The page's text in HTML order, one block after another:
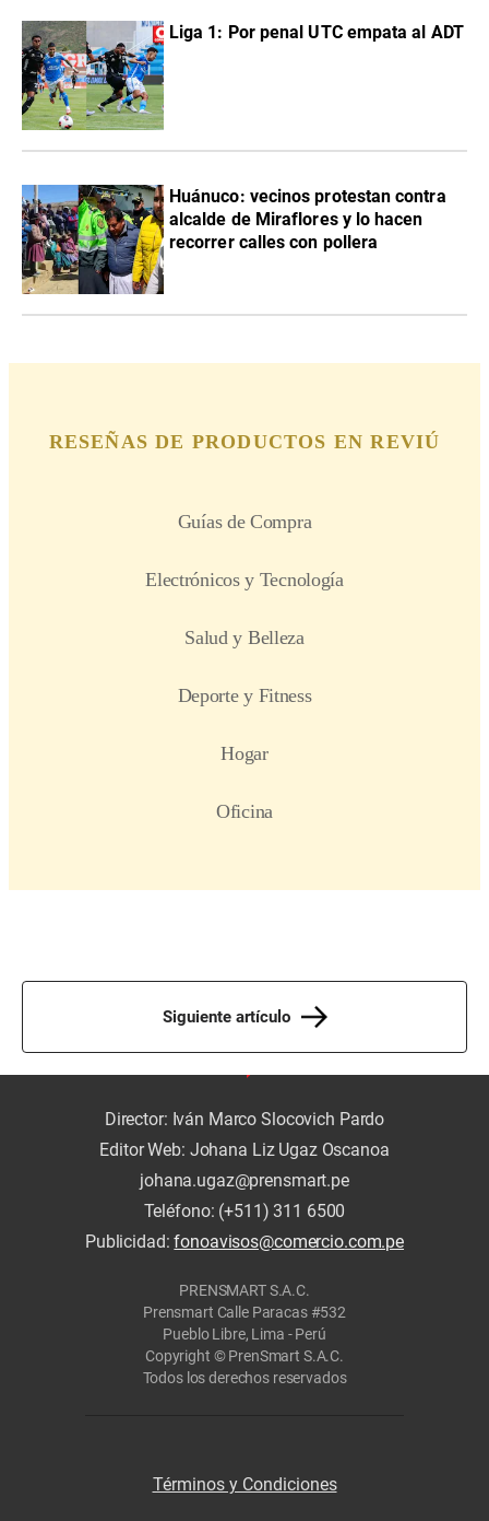
Liga 1: Por penal UTC empata al ADT
Huánuco: vecinos protestan contra
alcalde de Miraflores y lo hacen
recorrer calles con pollera
Siguiente artículo
Director: Iván Marco Slocovich Pardo
Editor Web: Johana Liz Ugaz Oscanoa
johana.ugaz@prensmart.pe
Teléfono: (+511) 311 6500
Publicidad:fonoavisos@comercio.com.pe
PRENSMART S.A.C.
Prensmart Calle Paracas #532
Pueblo Libre, Lima - Perú
Copyright © PrenSmart S.A.C.
Todos los derechos reservados
Términos y Condiciones